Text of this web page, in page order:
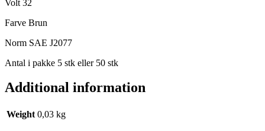
Volt 32
Farve Brun
Norm SAE J2077
Antal i pakke 5 stk eller 50 stk
Additional information
Weight 0,03 kg